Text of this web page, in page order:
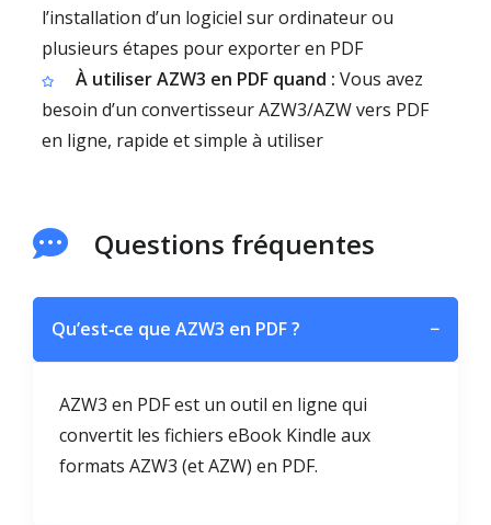
l’installation d’un logiciel sur ordinateur ou
plusieurs étapes pour exporter en PDF
À utiliser AZW3 en PDF quand : Vous avez
besoin d’un convertisseur AZW3/AZW vers PDF
en ligne, rapide et simple à utiliser
Questions fréquentes
Qu’est‑ce que AZW3 en PDF ? −
AZW3 en PDF est un outil en ligne qui
convertit les fichiers eBook Kindle aux
formats AZW3 (et AZW) en PDF.